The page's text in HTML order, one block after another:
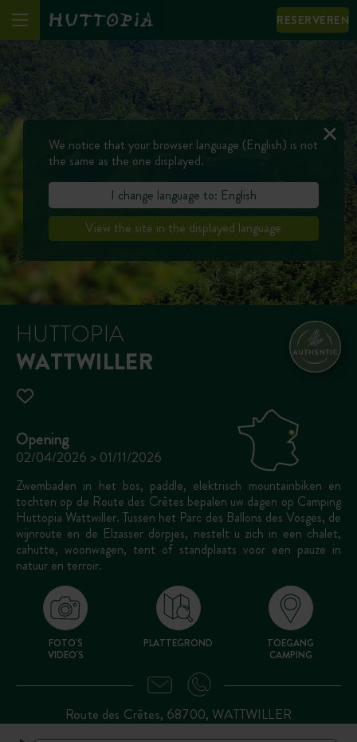
RESERVEREN
HUTTOPIA
WATTWILLER
Opening
02/04/2026 > 01/11/2026
Zwembaden in het bos, paddle, elektrisch mountainbiken en
tochten op de Route des Crêtes bepalen uw dagen op Camping
Huttopia Wattwiller. Tussen het Parc des Ballons des Vosges, de
wijnroute en de Elzasser dorpjes, nestelt u zich in een chalet,
cahutte, woonwagen, tent of standplaats voor een pauze in
natuur en terroir.
FOTO'S
VIDEO'S
PLATTEGROND
TOEGANG
CAMPING
Route des Crêtes, 68700, WATTWILLER
We notice that your browser language (English) is not
the same as the one displayed.
I change language to: English
View the site in the displayed language